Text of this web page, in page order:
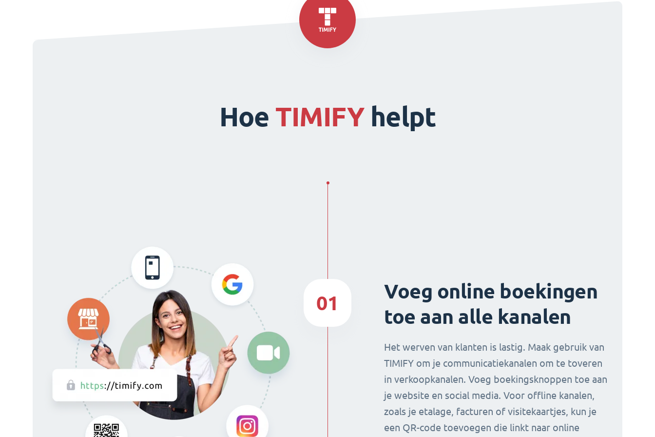
Hoe TIMIFYhelpt
Voeg online boekingen
toe aan alle kanalen
Het werven van klanten is lastig. Maak gebruik van
TIMIFY om je communicatiekanalen om te toveren
in verkoopkanalen. Voeg boekingsknoppen toe aan
je website en social media. Voor offline kanalen,
zoals je etalage, facturen of visitekaartjes, kun je
een QR-code toevoegen die linkt naar online
01